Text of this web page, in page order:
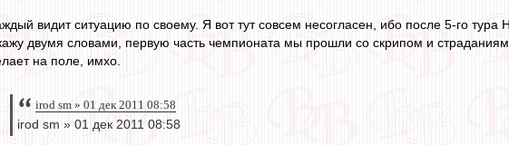
видит ситуацию по своему. Я вот тут совсем несогласен, ибо после 5-го
двумя словами, первую часть чемпионата мы прошли со скрипом и
на поле, имхо.
irod sm » 01 дек 2011 08:58
irod sm » 01 дек 2011 08:58